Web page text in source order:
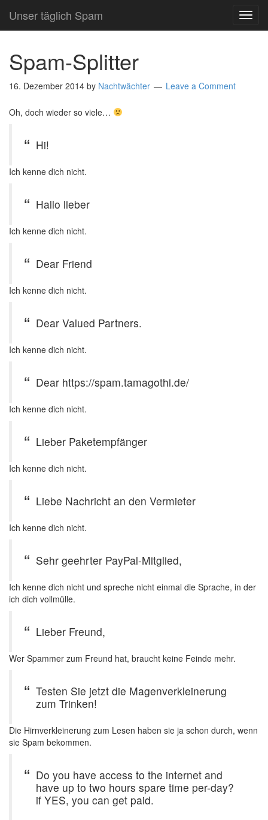
Unser täglich Spam
Spam-Splitter
16. Dezember 2014 by Nachtwächter Leave a Comment
Oh, doch wieder so viele…
Hi!
Ich kenne dich nicht.
Hallo lieber
Ich kenne dich nicht.
Dear Friend
Ich kenne dich nicht.
Dear Valued Partners.
Ich kenne dich nicht.
Dear https://spam.tamagothi.de/
Ich kenne dich nicht.
Lieber Paketempfänger
Ich kenne dich nicht.
Liebe Nachricht an den Vermieter
Ich kenne dich nicht.
Sehr geehrter PayPal-Mitglied,
Ich kenne dich nicht und spreche nicht einmal die Sprache, in der
ich dich vollmülle.
Lieber Freund,
Wer Spammer zum Freund hat, braucht keine Feinde mehr.
Testen Sie jetzt die Magenverkleinerung
zum Trinken!
Die Hirnverkleinerung zum Lesen haben sie ja schon durch, wenn
sie Spam bekommen.
Do you have access to the internet and
have up to two hours spare time per-day?
if YES, you can get paid.